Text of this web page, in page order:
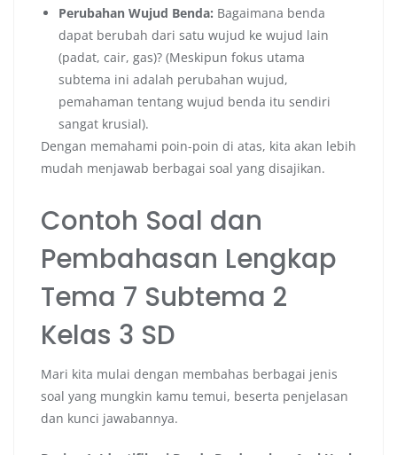
Perubahan Wujud Benda: Bagaimana benda
dapat berubah dari satu wujud ke wujud lain
(padat, cair, gas)? (Meskipun fokus utama
subtema ini adalah perubahan wujud,
pemahaman tentang wujud benda itu sendiri
sangat krusial).
Dengan memahami poin-poin di atas, kita akan lebih
mudah menjawab berbagai soal yang disajikan.
Contoh Soal dan
Pembahasan Lengkap
Tema 7 Subtema 2
Kelas 3 SD
Mari kita mulai dengan membahas berbagai jenis
soal yang mungkin kamu temui, beserta penjelasan
dan kunci jawabannya.